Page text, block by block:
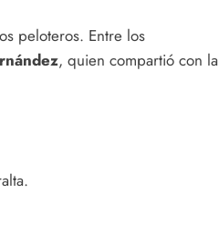
peloteros. Entre los
, quien compartió con la